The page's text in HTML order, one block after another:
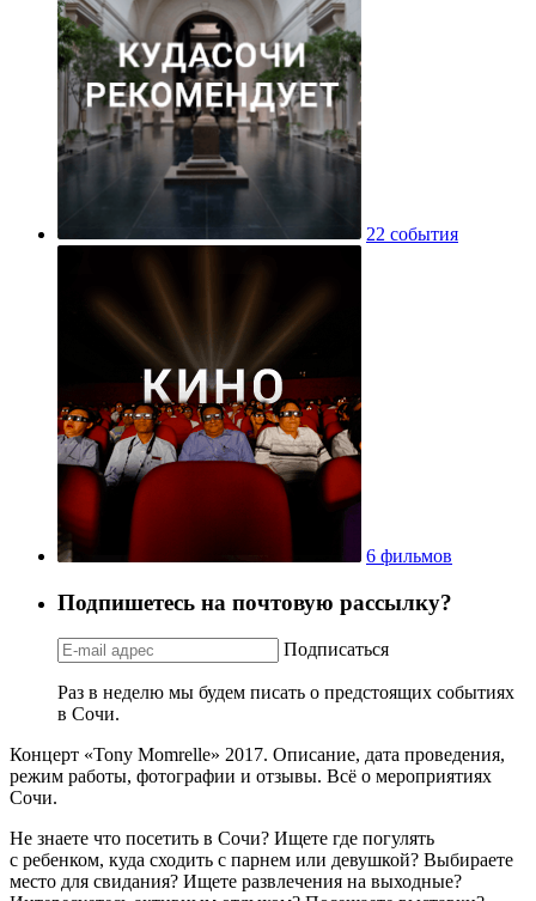
22 события
6 фильмов
Подпишетесь на почтовую рассылку?
Подписаться
Раз в неделю мы будем писать о предстоящих событиях
в Сочи.
Концерт «Tony Momrelle» 2017. Описание, дата проведения,
режим работы, фотографии и отзывы. Всё о мероприятиях
Сочи.
Не знаете что посетить в Сочи? Ищете где погулять
с ребенком, куда сходить с парнем или девушкой? Выбираете
место для свидания? Ищете развлечения на выходные?